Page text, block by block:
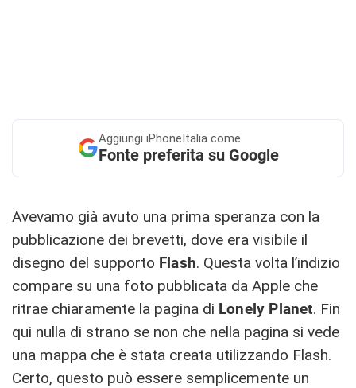
Aggiungi iPhoneItalia come
Fonte preferita su Google
Avevamo già avuto una prima speranza con la
pubblicazione dei brevetti, dove era visibile il
disegno del supporto Flash. Questa volta l’indizio
compare su una foto pubblicata da Apple che
ritrae chiaramente la pagina di Lonely Planet. Fin
qui nulla di strano se non che nella pagina si vede
una mappa che è stata creata utilizzando Flash.
Certo, questo può essere semplicemente un